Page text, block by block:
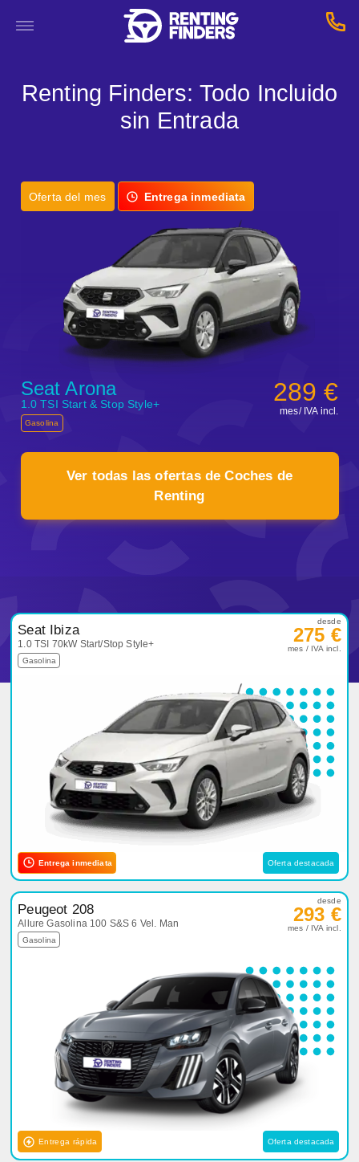
Renting Finders: Todo Incluido
sin Entrada
Oferta del mes Entrega inmediata
Seat Arona
1.0 TSI Start & Stop Style+
Gasolina
289 €
mes/ IVA incl.
Ver todas las ofertas de Coches de
Renting
Filtrar porKilometraje
Filtrar por
Seat Ibiza
1.0 TSI 70kW Start/Stop Style+
Gasolina
desde
275 €
mes / IVA incl.
Entrega inmediata Oferta destacada
Peugeot 208
Allure Gasolina 100 S&S 6 Vel. Man
Gasolina
desde
293 €
mes / IVA incl.
Entrega rápida Oferta destacada